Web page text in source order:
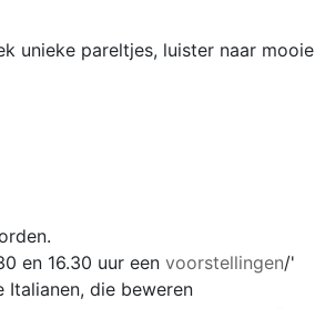
unieke pareltjes, luister naar mooie
en 16.30 uur een voorstellingen/'
die beweren